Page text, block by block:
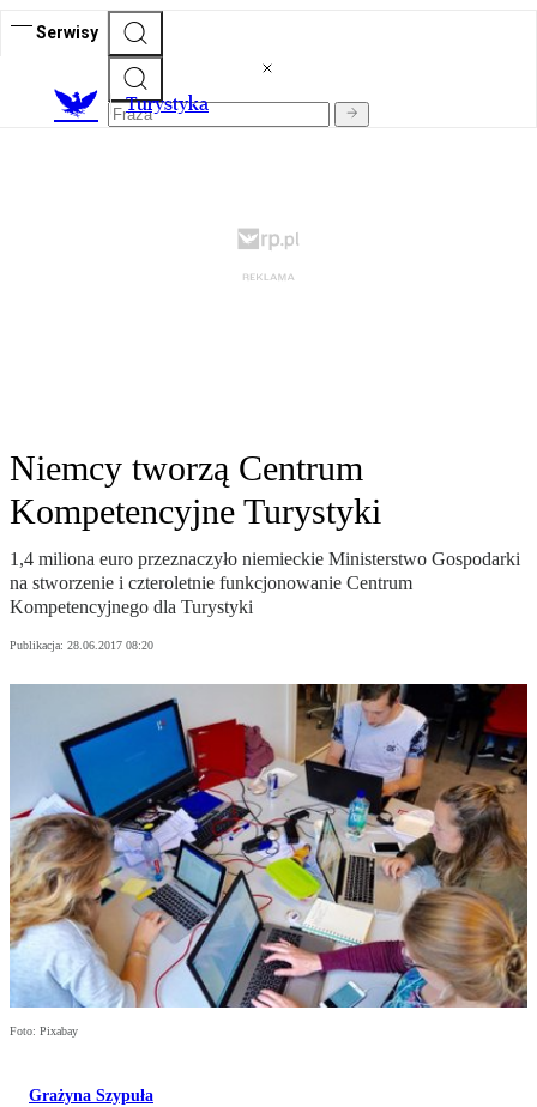
Serwisy
Turystyka
Niemcy tworzą Centrum
Kompetencyjne Turystyki
1,4 miliona euro przeznaczyło niemieckie Ministerstwo Gospodarki
na stworzenie i czteroletnie funkcjonowanie Centrum
Kompetencyjnego dla Turystyki
Publikacja: 28.06.2017 08:20
Foto: Pixabay
Grażyna Szypuła